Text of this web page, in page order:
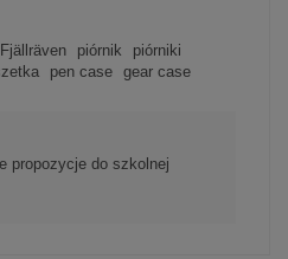
Fjällräven piórnik
piórniki
pen case
gear case
propozycje do szkolnej